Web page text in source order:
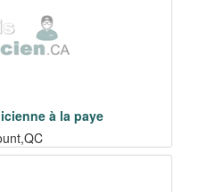
à la paye